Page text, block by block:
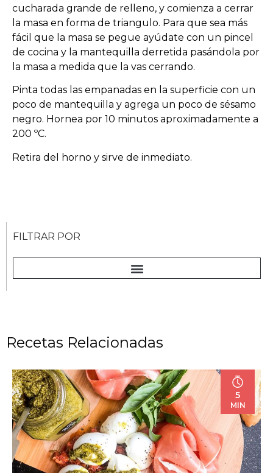
cucharada grande de relleno, y comienza a cerrar
la masa en forma de triangulo. Para que sea más
fácil que la masa se pegue ayúdate con un pincel
de cocina y la mantequilla derretida pasándola por
la masa a medida que la vas cerrando.
Pinta todas las empanadas en la superficie con un
poco de mantequilla y agrega un poco de sésamo
negro. Hornea por 10 minutos aproximadamente a
200 ºC.
Retira del horno y sirve de inmediato.
FILTRAR POR
Recetas Relacionadas
5
MIN